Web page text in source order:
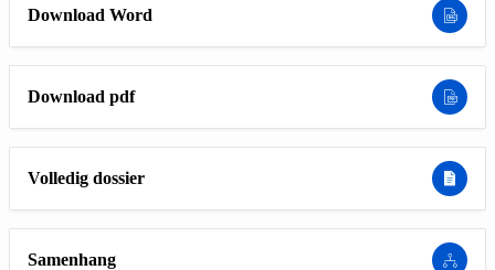
Download Word
Download pdf
Volledig dossier
Samenhang